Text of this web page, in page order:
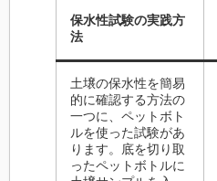
保水性試験の実践方
法
土壌の保水性を簡易
的に確認する方法の
一つに、ペットボト
ルを使った試験があ
ります。底を切り取
ったペットボトルに